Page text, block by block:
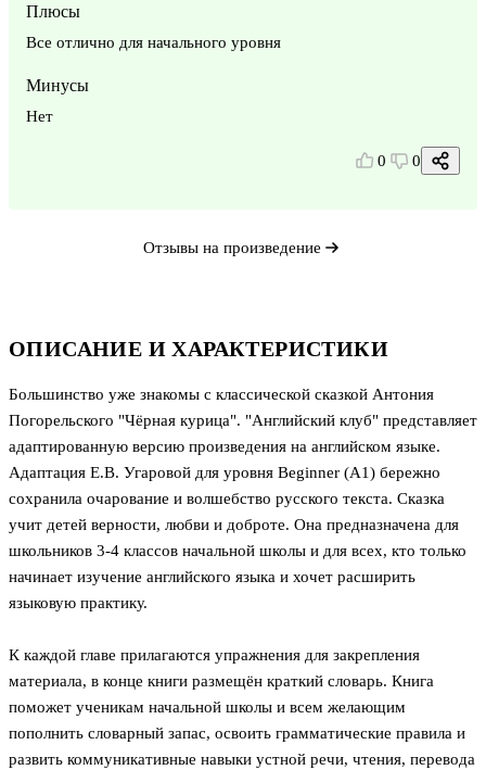
ОПИСАНИЕ И ХАРАКТЕРИСТИКИ
Большинство уже знакомы с классической сказкой Антония
Погорельского "Чёрная курица". "Английский клуб" представляет
адаптированную версию произведения на английском языке.
Адаптация Е.В. Угаровой для уровня Beginner (А1) бережно
сохранила очарование и волшебство русского текста. Сказка
учит детей верности, любви и доброте. Она предназначена для
школьников 3-4 классов начальной школы и для всех, кто только
начинает изучение английского языка и хочет расширить
языковую практику.
К каждой главе прилагаются упражнения для закрепления
материала, в конце книги размещён краткий словарь. Книга
поможет ученикам начальной школы и всем желающим
пополнить словарный запас, освоить грамматические правила и
развить коммуникативные навыки устной речи, чтения, перевода
Плюсы
Все отлично для начального уровня
Минусы
Нет
0 0
Отзывы на произведение